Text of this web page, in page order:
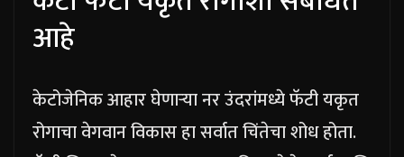
आहे
केटोजेनिक आहार घेणाऱ्या नर उंदरांमध्ये फॅटी यकृत
रोगाचा वेगवान विकास हा सर्वात चिंतेचा शोध होता.